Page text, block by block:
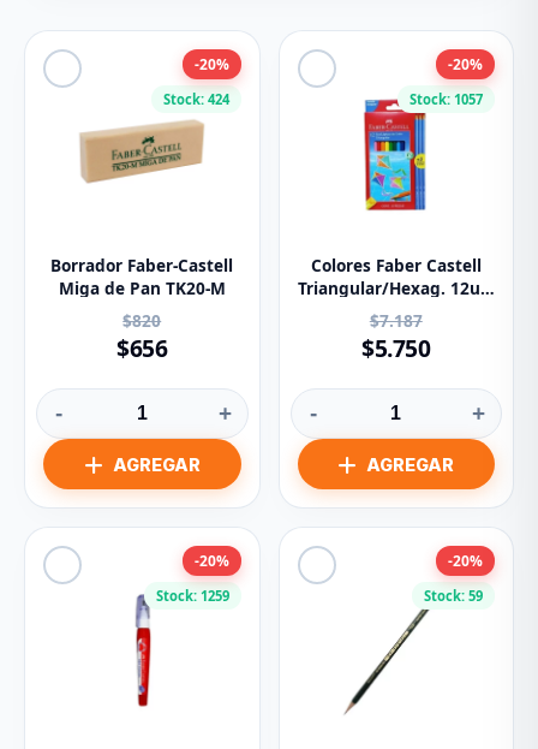
Stock: 424
-20%
Borrador Faber-Castell
Miga de Pan TK20-M
$820
$656
- +
Stock: 1057
-20%
Colores Faber Castell
Triangular/Hexag. 12u.+
3 Lapices
$7.187
$5.750
- +
Stock: 1259
-20%
Stock: 59
-20%